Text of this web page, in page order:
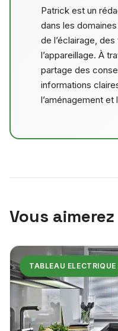
Patrick est un
dans les
de l’éclairage,
l’appareillage. À
partage des
informations
l’aménagement
Vous
TABLEAU ELECTRIQUE